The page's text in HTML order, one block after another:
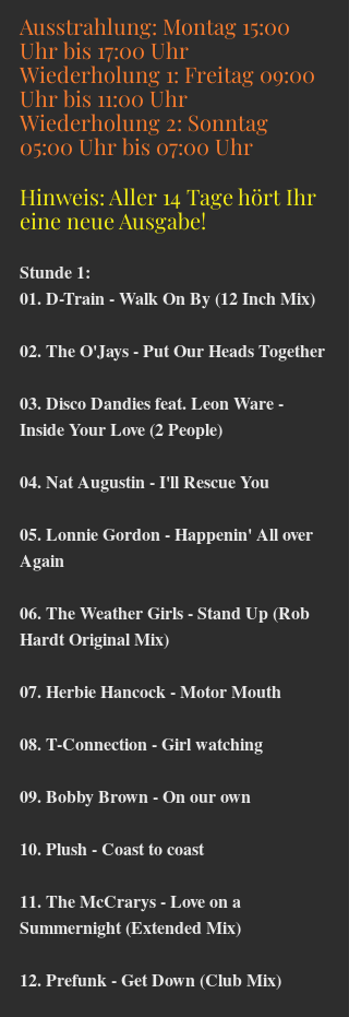
Ausstrahlung: Montag 15:00
Uhr bis 17:00 Uhr
Wiederholung 1: Freitag 09:00
Uhr bis 11:00 Uhr
Wiederholung 2: Sonntag
05:00 Uhr bis 07:00 Uhr
Hinweis: Aller 14 Tage hört Ihr
eine neue Ausgabe!
Stunde 1:
01. D-Train - Walk On By (12 Inch Mix)
02. The O'Jays - Put Our Heads Together
03. Disco Dandies feat. Leon Ware -
Inside Your Love (2 People)
04. Nat Augustin - I'll Rescue You
05. Lonnie Gordon - Happenin' All over
Again
06. The Weather Girls - Stand Up (Rob
Hardt Original Mix)
07. Herbie Hancock - Motor Mouth
08. T-Connection - Girl watching
09. Bobby Brown - On our own
10. Plush - Coast to coast
11. The McCrarys - Love on a
Summernight (Extended Mix)
12. Prefunk - Get Down (Club Mix)